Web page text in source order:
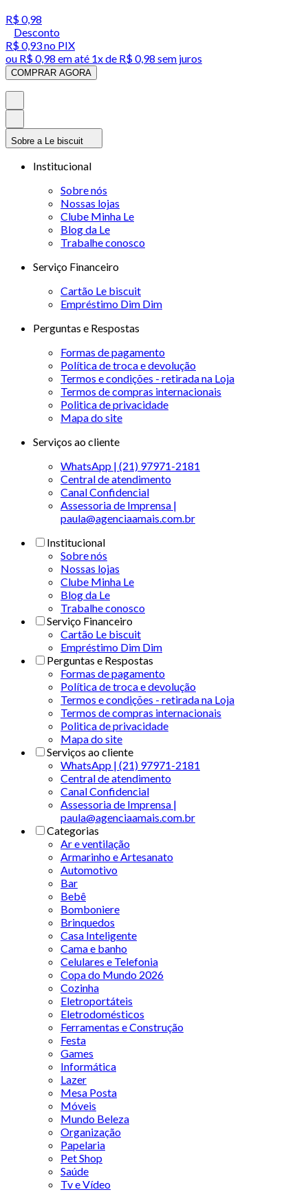
R$ 0,98
Desconto
R$ 0,93no PIX
ou R$ 0,98 em até 1x de R$ 0,98 sem juros
COMPRAR AGORA
Sobre a Le biscuit
Institucional
Sobre nós
Nossas lojas
Clube Minha Le
Blog da Le
Trabalhe conosco
Serviço Financeiro
Cartão Le biscuit
Empréstimo Dim Dim
Perguntas e Respostas
Formas de pagamento
Política de troca e devolução
Termos e condições - retirada na Loja
Termos de compras internacionais
Politica de privacidade
Mapa do site
Serviços ao cliente
WhatsApp | (21) 97971-2181
Central de atendimento
Canal Confidencial
Assessoria de Imprensa |
paula@agenciaamais.com.br
Institucional
Sobre nós
Nossas lojas
Clube Minha Le
Blog da Le
Trabalhe conosco
Serviço Financeiro
Cartão Le biscuit
Empréstimo Dim Dim
Perguntas e Respostas
Formas de pagamento
Política de troca e devolução
Termos e condições - retirada na Loja
Termos de compras internacionais
Politica de privacidade
Mapa do site
Serviços ao cliente
WhatsApp | (21) 97971-2181
Central de atendimento
Canal Confidencial
Assessoria de Imprensa |
paula@agenciaamais.com.br
Categorias
Ar e ventilação
Armarinho e Artesanato
Automotivo
Bar
Bebê
Bomboniere
Brinquedos
Casa Inteligente
Cama e banho
Celulares e Telefonia
Copa do Mundo 2026
Cozinha
Eletroportáteis
Eletrodomésticos
Ferramentas e Construção
Festa
Games
Informática
Lazer
Mesa Posta
Móveis
Mundo Beleza
Organização
Papelaria
Pet Shop
Saúde
Tv e Vídeo